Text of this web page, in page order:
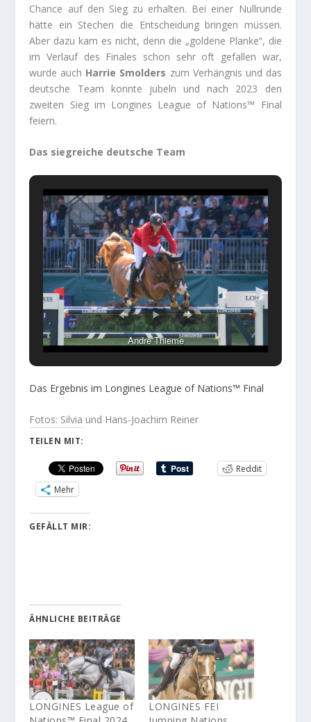
Chance auf den Sieg zu erhalten. Bei einer Nullrunde
hätte ein Stechen die Entscheidung bringen müssen.
Aber dazu kam es nicht, denn die „goldene Planke“, die
im Verlauf des Finales schon sehr oft gefallen war,
wurde auch Harrie Smolders zum Verhängnis und das
deutsche Team konnte jubeln und nach 2023 den
zweiten Sieg im Longines League of Nations™ Final
feiern.
Das siegreiche deutsche Team
Andre Thieme
Das Ergebnis im Longines League of Nations™ Final
Fotos: Silvia und Hans-Joachim Reiner
TEILEN MIT:
Reddit
Mehr
GEFÄLLT MIR:
ÄHNLICHE BEITRÄGE
LONGINES League of
LONGINES FEI